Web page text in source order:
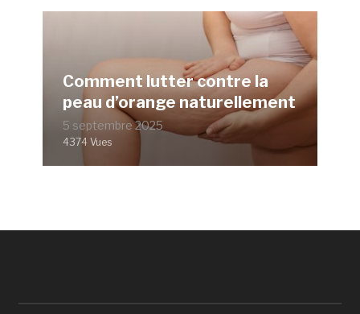
Comment lutter contre la
peau d’orange naturellement
5 septembre 2025
4374 Vues